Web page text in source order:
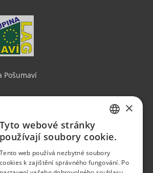
Pošumaví
o regionu ENGLISH
×
Tyto webové stránky
používají soubory cookie.
Tento web používá nezbytné soubory
cookies k zajištění správného fungování. Po